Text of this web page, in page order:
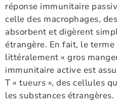
réponse immunitaire
celle des macrophages,
absorbent et digèrent
étrangère. En fait, le
littéralement « gros
immunitaire active est
T « tueurs », des cellules
les substances étrangères.